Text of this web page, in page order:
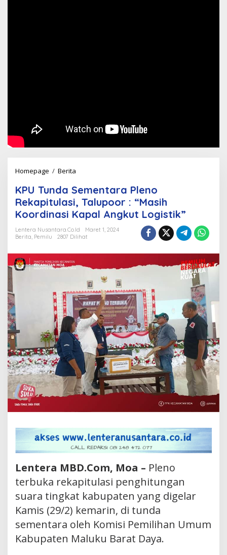
Homepage / Berita
Sementara
Pleno
Rekapitulasi,
Talupoor
:
Kapal
Angkut
Logistik”
KPU Tunda Sementara Pleno
Rekapitulasi, Talupoor : “Masih
Koordinasi Kapal Angkut Logistik”
Lentera Nusantara.Co.Id
Maret 1, 2024
Berita Pemilu 2807 Dilihat
Lentera MBD.Com, Moa – Pleno
terbuka rekapitulasi penghitungan
suara tingkat kabupaten yang digelar
Kamis (29/2) kemarin, di tunda
sementara oleh Komisi Pemilihan Umum
Kabupaten Maluku Barat Daya.